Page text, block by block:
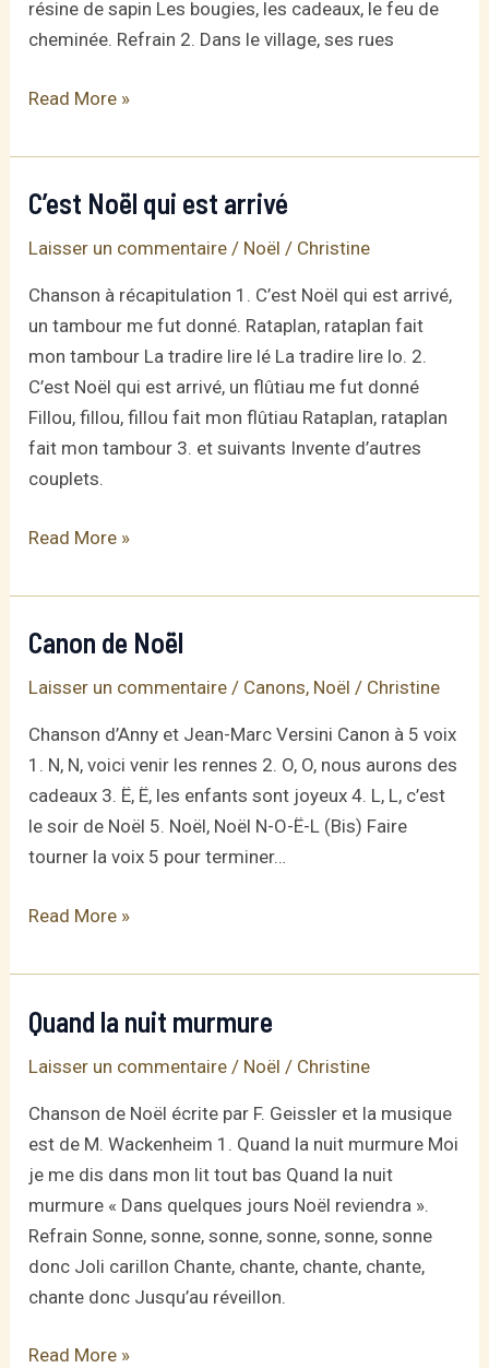
résine de sapin Les bougies, les cadeaux, le feu de
cheminée. Refrain 2. Dans le village, ses rues
ça
bon
Noël
Read More »
C’est Noël qui est arrivé
Laisser un commentaire / Noël / Christine
Chanson à récapitulation 1. C’est Noël qui est arrivé,
un tambour me fut donné. Rataplan, rataplan fait
mon tambour La tradire lire lé La tradire lire lo. 2.
C’est Noël qui est arrivé, un flûtiau me fut donné
Fillou, fillou, fillou fait mon flûtiau Rataplan, rataplan
fait mon tambour 3. et suivants Invente d’autres
couplets.
C’est
qui
est
arrivé
Read More »
Canon de Noël
Laisser un commentaire / Canons, Noël / Christine
Chanson d’Anny et Jean-Marc Versini Canon à 5 voix
1. N, N, voici venir les rennes 2. O, O, nous aurons des
cadeaux 3. Ë, Ë, les enfants sont joyeux 4. L, L, c’est
le soir de Noël 5. Noël, Noël N-O-Ë-L (Bis) Faire
tourner la voix 5 pour terminer…
Canon
Noël
Read More »
Quand la nuit murmure
Laisser un commentaire / Noël / Christine
Chanson de Noël écrite par F. Geissler et la musique
est de M. Wackenheim 1. Quand la nuit murmure Moi
je me dis dans mon lit tout bas Quand la nuit
murmure « Dans quelques jours Noël reviendra ».
Refrain Sonne, sonne, sonne, sonne, sonne, sonne
donc Joli carillon Chante, chante, chante, chante,
chante donc Jusqu’au réveillon.
Quand
Read More »